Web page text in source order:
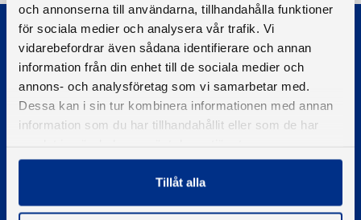
och annonserna till användarna, tillhandahålla funktioner
för sociala medier och analysera vår trafik. Vi
vidarebefordrar även sådana identifierare och annan
information från din enhet till de sociala medier och
annons- och analysföretag som vi samarbetar med.
Dessa kan i sin tur kombinera informationen med annan
information som du har tillhandahållit eller som de har
Tillåt alla
Information om cookies
Kontakta oss